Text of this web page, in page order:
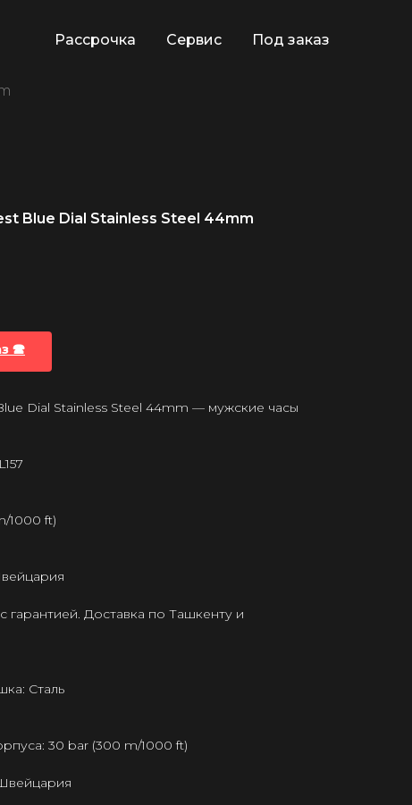
Рассрочка Сервис Под заказ
Blue Dial Stainless Steel 44mm
🕿
Dial Stainless Steel 44mm — мужские часы
1000 ft)
гарантией. Доставка по Ташкенту и
Сталь
30 bar (300 m/1000 ft)